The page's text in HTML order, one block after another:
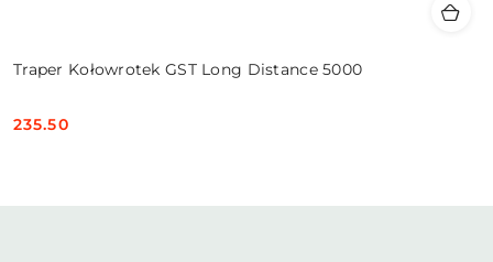
Traper Kołowrotek GST Long Distance 5000
Cena:
235.50